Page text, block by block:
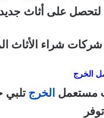
لتحصل على أثاث
شراء الأثاث
الخرج
مستعمل الخرج تلبي